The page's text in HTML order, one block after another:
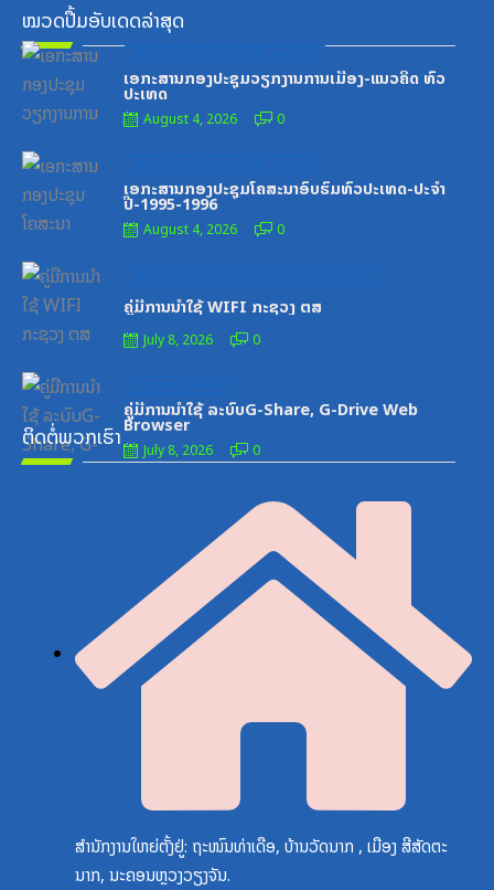
ໝວດປື້ມອັບເດດລ່າສຸດ
ເອກະສານກອງປະຊຸມວຽກງານການເມືອງ-ແນວຄິດ ທົ່ວ
ປະເທດ
on
August 4, 2026 0
ເອກະສານກອງປະຊຸມໂຄສະນາອົບຮົມທົ່ວປະເທດ-ປະຈໍາ
ປີ-1995-1996
on
August 4, 2026 0
ຄູ່ມືການນຳໃຊ້ WIFI ກະຊວງ ຕສ
July 8, 2026 0
ຄູ່ມືການນຳໃຊ້ ລະບົບG-Share, G-Drive Web
Browser
on
July 8, 2026 0
ຕິດຕໍ່ພວກເຮົາ
ສຳນັກງານໃຫຍ່ຕັ້ງຢູ່: ຖະໜົນທ່າເດືອ, ບ້ານວັດນາກ , ເມືອງ ສີສັດຕະ
ນາກ, ນະຄອນຫຼວງວຽງຈັນ.